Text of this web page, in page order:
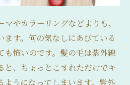
やカラーリングなどよりも、
ます。何の気なしにあびている
も怖いのです。髪の毛は紫外線
と、ちょっとこすれただけでキ
ようになってしまいます。紫外